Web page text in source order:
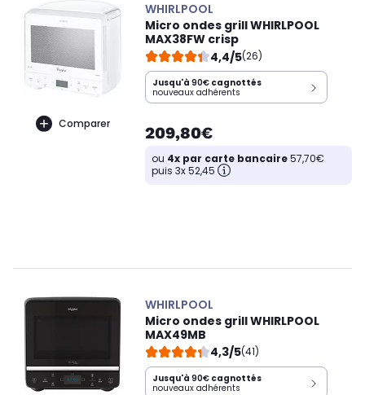
Comparer
WHIRLPOOL
Micro ondes grill WHIRLPOOL
MAX38FW crisp
4,4/5(26)
Jusqu'à 90€ cagnottés
nouveaux adhérents
209,80€
ou 4x par carte bancaire57,70€
puis 3x 52,45
WHIRLPOOL
Micro ondes grill WHIRLPOOL
MAX49MB
4,3/5(41)
Jusqu'à 90€ cagnottés
nouveaux adhérents